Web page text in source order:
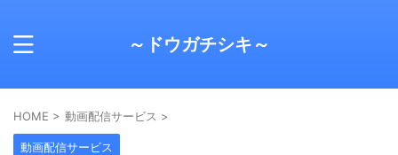
～ドウガチシキ～
HOME > 動画配信サービス >
動画配信サービス